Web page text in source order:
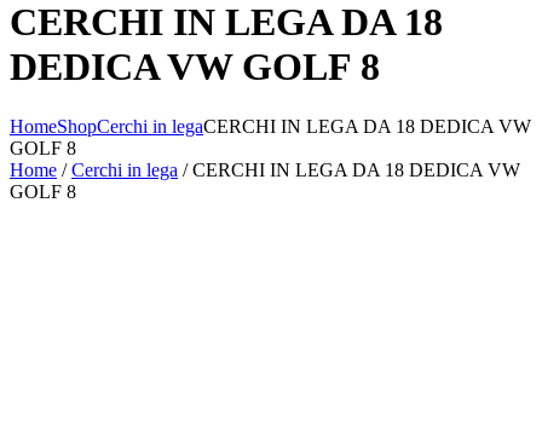
CERCHI IN LEGA DA 18
DEDICA VW GOLF 8
HomeShopCerchi in legaCERCHI IN LEGA DA 18 DEDICA VW
GOLF 8
Home /Cerchi in lega / CERCHI IN LEGA DA 18 DEDICA VW
GOLF 8